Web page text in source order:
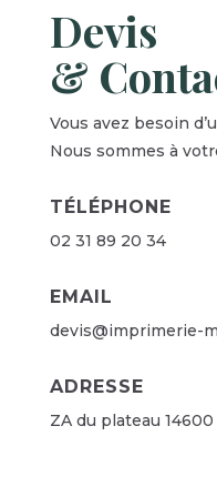
Devis
&
Vous avez besoin
Nous sommes à
TÉLÉPHONE
02 31 89 20 34
EMAIL
devis@imprimerie-
ADRESSE
ZA du plateau